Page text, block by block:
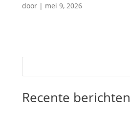
door | mei 9, 2026
Recente berichten